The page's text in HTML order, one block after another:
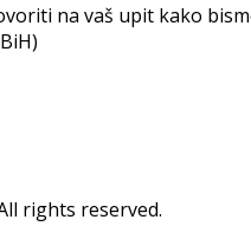
na vaš upit kako
rights reserved.